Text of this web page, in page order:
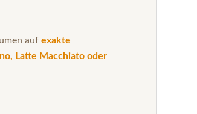
auf exakte
Latte Macchiato oder